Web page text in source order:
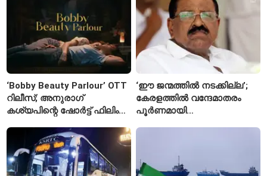
കാരണമെന്ന് മകൾ
‘Bobby Beauty Parlour’ OTT
റിലീസ്; അനുരാഗ്
കശ്യപിന്റെ ഷോർട്ട് ഫിലിം
‘ഈ ജന്മത്തിൽ നടക്കില്ല’;
കേരളത്തിൽ വന്ദേമാതരം
പൂർണമായി